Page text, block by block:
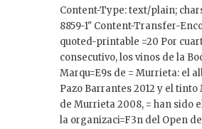
Content-Type: text/plain;
8859-1" Content-Transfer-
quoted-printable =20 Por
consecutivo, los vinos de la
Marqu=E9s de = Murrieta: el
Pazo Barrantes 2012 y el tinto
de Murrieta 2008, = han sido
la organizaci=F3n del Open